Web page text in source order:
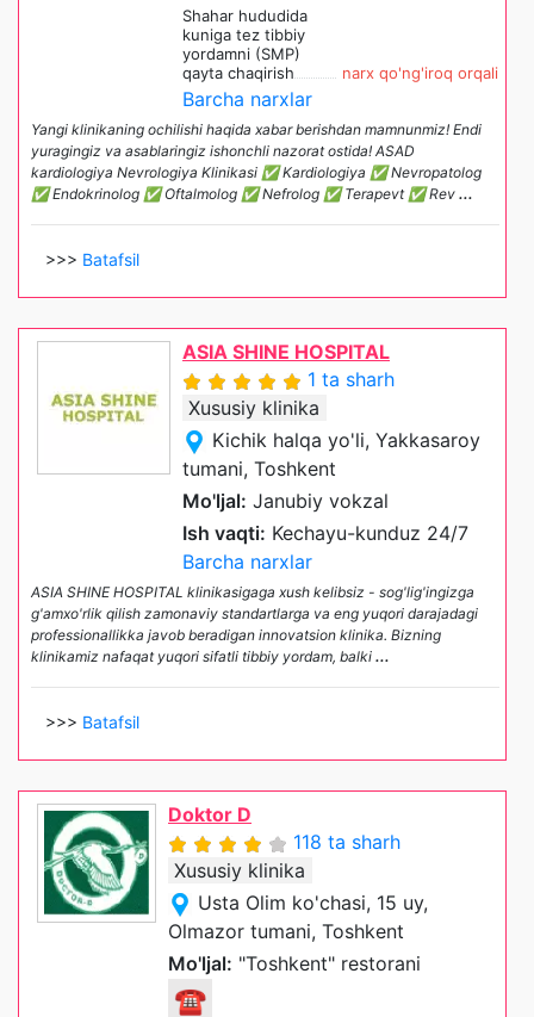
Shahar hududida
kuniga tez tibbiy
yordamni (SMP)
qayta chaqirish
narx qo'ng'iroq orqali
Barcha narxlar
Yangi klinikaning ochilishi haqida xabar berishdan mamnunmiz! Endi
yuragingiz va asablaringiz ishonchli nazorat ostida! ASAD
kardiologiya Nevrologiya Klinikasi ✅ Kardiologiya ✅ Nevropatolog
✅ Endokrinolog ✅ Oftalmolog ✅ Nefrolog ✅ Terapevt ✅ Rev ...
>>> Batafsil
ASIA SHINE HOSPITAL
1 ta sharh
Xususiy klinika
Kichik halqa yo'li, Yakkasaroy
tumani, Toshkent
Mo'ljal: Janubiy vokzal
Ish vaqti: Kechayu-kunduz 24/7
Barcha narxlar
ASIA SHINE HOSPITAL klinikasigaga xush kelibsiz - sog'lig'ingizga
g'amxo'rlik qilish zamonaviy standartlarga va eng yuqori darajadagi
professionallikka javob beradigan innovatsion klinika. Bizning
klinikamiz nafaqat yuqori sifatli tibbiy yordam, balki ...
>>> Batafsil
Doktor D
118 ta sharh
Xususiy klinika
Usta Olim ko'chasi, 15 uy,
Olmazor tumani, Toshkent
Mo'ljal: "Toshkent" restorani
☎